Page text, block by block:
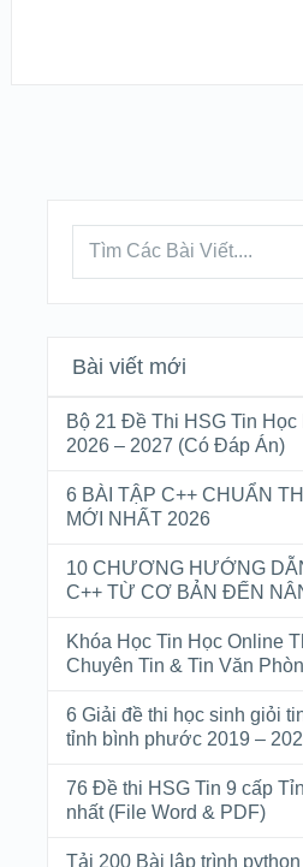
Bài viết mới
Bộ 21 Đề Thi HSG Tin
2026 – 2027 (Có Đáp Án)
6 BÀI TẬP C++ CHUẨN
MỚI NHẤT 2026
10 CHƯƠNG HƯỚNG
C++ TỪ CƠ BẢN ĐẾN
Khóa Học Tin Học Online
Chuyên Tin & Tin Văn
6 Giải đề thi học sinh giỏi
tỉnh bình phước 2019 –
76 Đề thi HSG Tin 9 cấp
nhất (File Word & PDF)
Tải 200 Bài lập trình